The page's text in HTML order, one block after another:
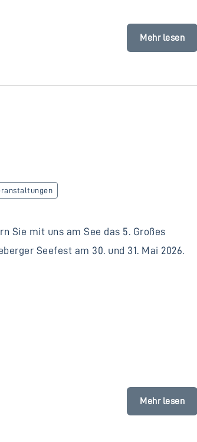
Mehr lesen
Sie mit uns am See das 5. Großes
Seefest am 30. und 31. Mai 2026.
Mehr lesen